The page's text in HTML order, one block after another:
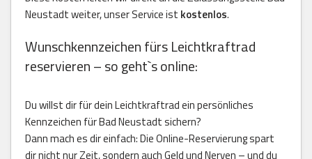
Neustadt weiter, unser Service ist kostenlos.
Wunschkennzeichen fürs Leichtkraftrad
reservieren – so geht`s online:
Du willst dir für dein Leichtkraftrad ein persönliches
Kennzeichen für Bad Neustadt sichern?
Dann mach es dir einfach: Die Online-Reservierung spart
dir nicht nur Zeit, sondern auch Geld und Nerven – und du